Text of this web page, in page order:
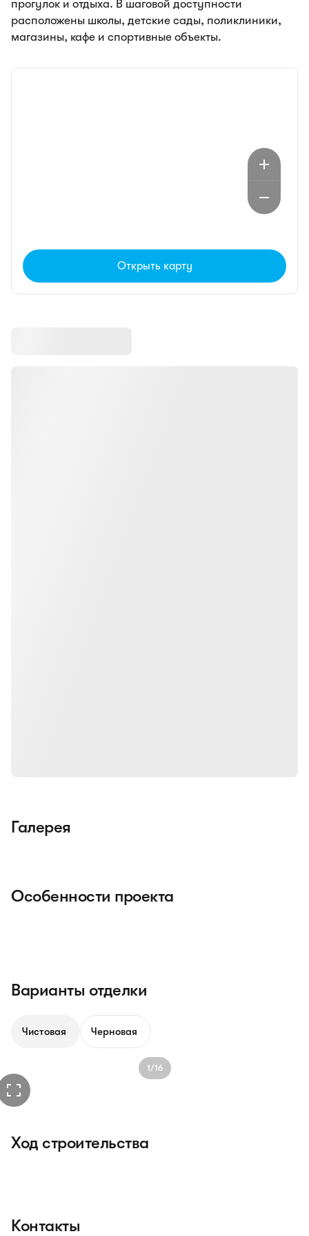
прогулок и отдыха. В шаговой доступности
расположены школы, детские сады, поликлиники,
магазины, кафе и спортивные объекты.
Открыть карту
Галерея
Особенности проекта
Варианты отделки
Чистовая Черновая
1/16
Ход строительства
Контакты